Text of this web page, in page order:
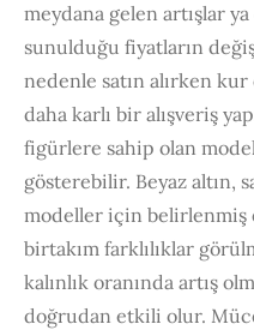
meydana gelen artışlar
sunulduğu fiyatların
nedenle satın alırken kur
daha karlı bir alışveriş
figürlere sahip olan
gösterebilir. Beyaz altın,
modeller için belirlenmiş
birtakım farklılıklar
kalınlık oranında artış
doğrudan etkili olur.